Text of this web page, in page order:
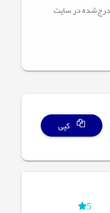
درج‌شده در سایت
کپی
5